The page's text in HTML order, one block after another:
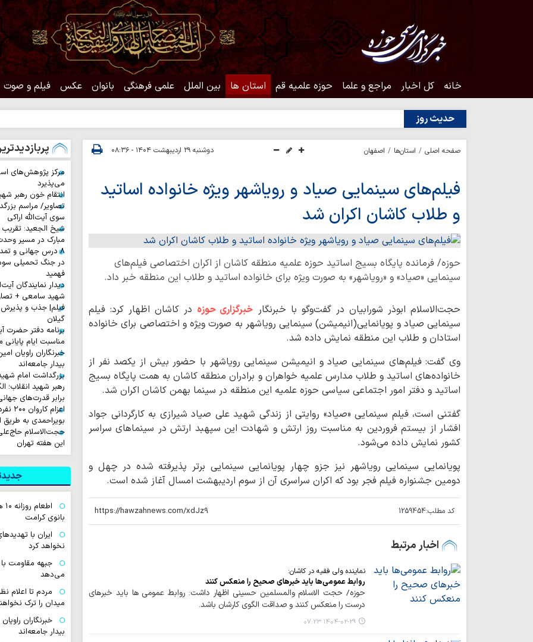
خانه کل اخبار مراجع و علما حوزه علمیه قم استان ها بین الملل علمی فرهنگی بانوان عکس فیلم و صوت
حدیث روز
صفحه اصلی استان‌ها اصفهان دوشنبه ۲۹ اردیبهشت ۱۴۰۴ - ۰۸:۳۶
فیلم‌های سینمایی صیاد و رویاشهر ویژه خانواده اساتید
و طلاب کاشان اکران شد
حوزه/ فرمانده پایگاه بسیج اساتید حوزه علمیه منطقه کاشان از اکران اختصاصی فیلم‌های
سینمایی «صیاد» و «رویاشهر» به صورت ویژه برای خانواده اساتید و طلاب این منطقه خبر داد.
حجت‌الاسلام ابوذر شورابیان در گفت‌وگو با خبرنگار خبرگزاری حوزه در کاشان اظهار کرد: فیلم‌
سینمایی صیاد و پویانمایی(انیمیشن) سینمایی رویاشهر به صورت ویژه و اختصاصی برای خانواده
استادان و طلاب این منطقه نمایش داده شد.
وی گفت: فیلم‌های ‌سینمایی صیاد و انیمیشن سینمایی رویاشهر با حضور بیش از یکصد نفر از
خانواده‌های اساتید و طلاب مدارس علمیه خواهران و برادران منطقه کاشان به همت پایگاه بسیج
اساتید و دفتر امور اجتماعی سیاسی حوزه علمیه این منطقه در سینما بهمن کاشان اکران شد.
گفتنی است، فیلم سینمایی «صیاد» روایتی از زندگی شهید علی صیاد شیرازی به کارگردانی جواد
افشار از بیستم فروردین به مناسبت روز ارتش و شهادت این سپهبد ارتش در سینماهای سراسر
کشور نمایش داده می‌شود.
پویانمایی سینمایی رویاشهر نیز جزو چهار پویانمایی سینمایی برتر پذیرفته شده در چهل و
دومین جشنواره فیلم فجر بود که اکران سراسری آن از سوم اردیبهشت امسال آغاز شده است.
کد مطلب:1259454
اخبار مرتبط
نماینده ولی فقیه در کاشان:
روابط عمومی‌ها باید خبرهای صحیح را منعکس کنند
حوزه/ حجت الاسلام والمسلمین حسینی اظهار داشت: روابط عمومی ها باید خبرهای
درست را منعکس کنند و صداقت الگوی کارشان باشد.
۱۴۰۴-۰۲-۲۹ ۰۷:۲۳
مرکز پژوهش‌های
می‌پذیرد
انتقام خون رهبر
تصاویر/ مراسم
سوی آیت‌الله اراکی
شیخ الجعید: تقریب
مبارک در مسیر
۸ درس جهانی و
در جنگ تحمیلی
فهمید
دیدار نمایندگان
شهید سامعی +
فیلم| جذب و پذیرش
گیلان
برنامه دفتر حضرت
مناسبت ایام پایانی
خبرنگاران راویان
بیدار جامعه‌اند
بزرگداشت امام
رهبر شهید انقلاب؛
برابر قدرت‌های
بویراحمدی به
حجت‌الاسلام
این هفته تهران
بانوی کرامت
ایران با
نخواهد کرد
جبهه مقاومت
می‌دهد
مردم تا اعلام
میدان را ترک
خبرنگاران
بیدار جامعه‌اند